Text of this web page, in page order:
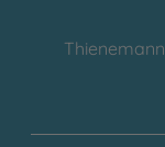
Thienemann